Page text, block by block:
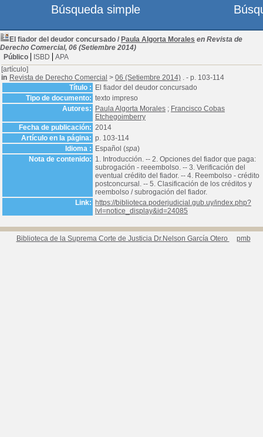
El fiador del deudor concursado / Paula Algorta Morales en Revista de
Derecho Comercial, 06 (Setiembre 2014)
Público
ISBD
APA
[artículo]
in Revista de Derecho Comercial > 06 (Setiembre 2014) . - p. 103-114
Título :
El fiador del deudor concursado
Tipo de documento: texto impreso
Autores:
Paula Algorta Morales ; Francisco Cobas
Etchegoimberry
Fecha de publicación: 2014
Artículo en la página: p. 103-114
Idioma :
Español (spa)
Nota de contenido: 1. Introducción. -- 2. Opciones del fiador que paga:
subrogación - reeembolso. -- 3. Verificación del
eventual crédito del fiador. -- 4. Reembolso - crédito
postconcursal. -- 5. Clasificación de los créditos y
reembolso / subrogación del fiador.
Link:
https://biblioteca.poderjudicial.gub.uy/index.php?
lvl=notice_display&id=24085
Biblioteca de la Suprema Corte de Justicia Dr.Nelson García Otero pmb
Búsqueda simple